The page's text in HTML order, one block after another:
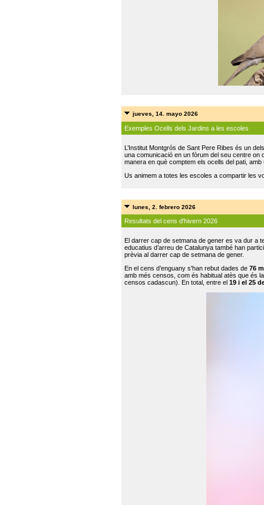
jueves, 14. mayo 2026
Exemples Ocells dels Jardins a les escoles
L’Institut Montgrós de Sant Pere Ribes és un
una comunicació en un fòrum del seu centre on
manera en què comptem els ocells del pati,
Us animem a totes les escoles a compartir les
lunes, 2. febrero 2026
Resultats del cens d'hivern 2026
El darrer cap de setmana de gener es va dur a
educatius d’arreu de Catalunya també han
prèvia al darrer cap de setmana de gener.
En el cens d’enguany s'han rebut dades de 76
amb més censos, com és habitual atès que és
censos cadascun). En total, entre el 19 i el 25